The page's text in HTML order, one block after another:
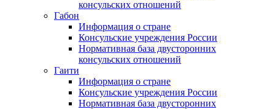
консульских отношений
Габон
Информация о стране
Консульские учреждения России
Нормативная база двусторонних
консульских отношений
Гаити
Информация о стране
Консульские учреждения России
Нормативная база двусторонних